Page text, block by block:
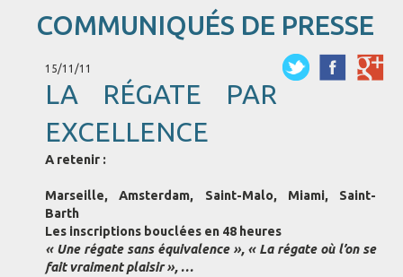
COMMUNIQUÉS DE PRESSE
15/11/11
LA RÉGATE PAR
EXCELLENCE
A retenir :
Marseille, Amsterdam, Saint-Malo, Miami, Saint-
Barth
Les inscriptions bouclées en 48 heures
« Une régate sans équivalence », « La régate où l’on se
fait vraiment plaisir », …